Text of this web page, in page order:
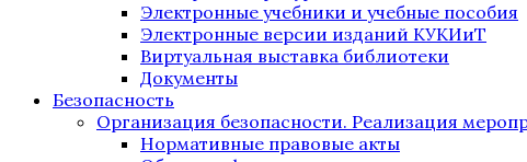
Электронные учебники и учебные пособия
Электронные версии изданий КУКИиТ
Виртуальная выставка библиотеки
Документы
Безопасность
Организация безопасности. Реализация
Нормативные правовые акты